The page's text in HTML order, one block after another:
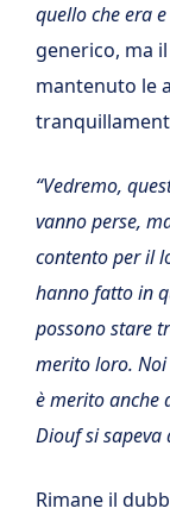
quello che era
generico, ma
mantenuto le
“Vedremo,
vanno perse,
contento per il
hanno fatto in
possono stare
merito loro.
è merito anche
Diouf si sapeva
Rimane il